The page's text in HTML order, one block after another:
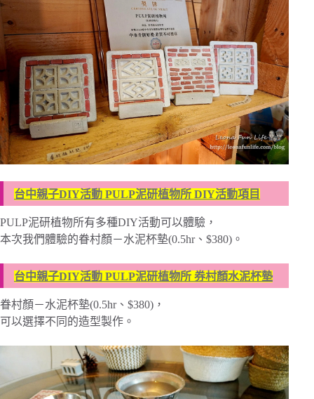
台中親子DIY活動 PULP泥研植物所 DIY活動項目
PULP泥研植物所有多種DIY活動可以體驗，
本次我們體驗的眷村顏－水泥杯墊(0.5hr、$380)。
台中親子DIY活動 PULP泥研植物所 券村顏水泥杯墊
眷村顏－水泥杯墊(0.5hr、$380)，
可以選擇不同的造型製作。